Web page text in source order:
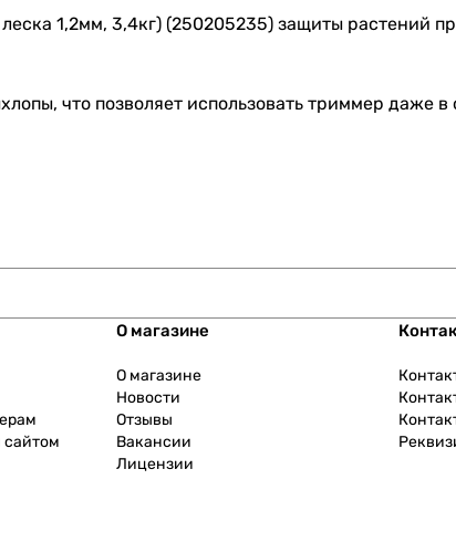
1,2мм, 3,4кг) (250205235) защиты растений
что позволяет использовать триммер даже
сайтом
О магазине
О магазине
Новости
Отзывы
Вакансии
Лицензии